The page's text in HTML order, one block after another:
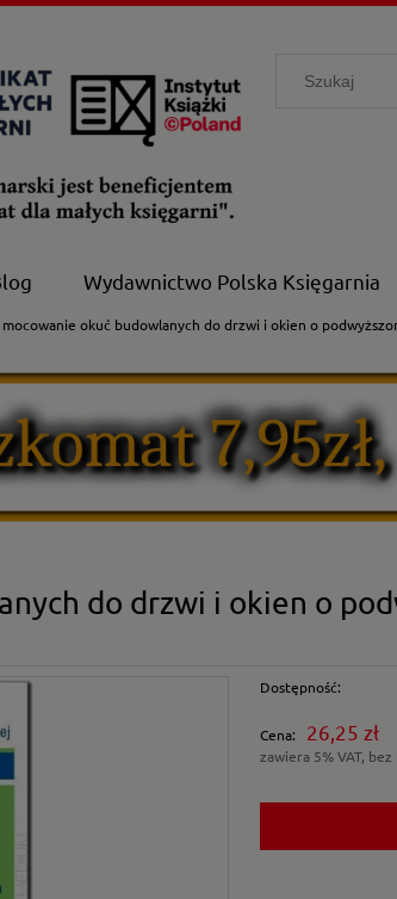
Wydawnictwo Polska Księgarnia
okuć budowlanych do drzwi i okien o
do drzwi i okien o
Dostępność:
Cena: 26,25 zł
zawiera 5% VAT,